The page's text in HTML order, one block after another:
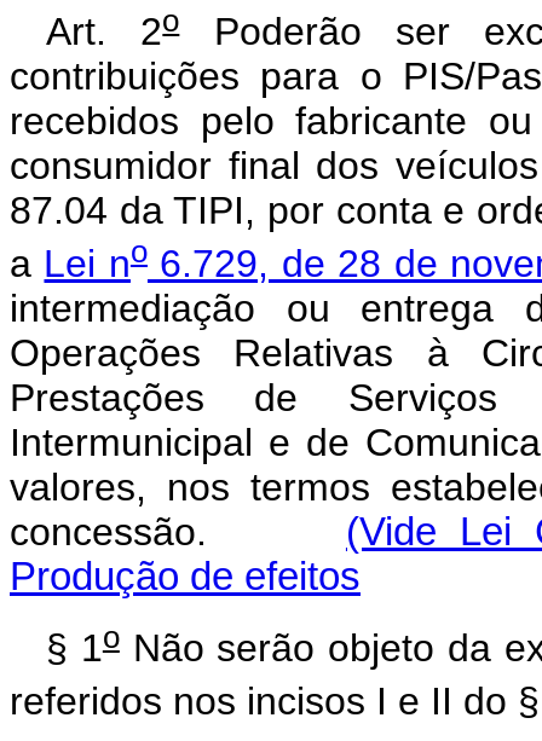
Art. 2oPoderão ser
contribuições para o PIS/
recebidos pelo fabricante
consumidor final dos
87.04 da TIPI, por conta e
a Lei no6.729, de 28 de
intermediação ou
Operações Relativas à
Prestações de
Intermunicipal e de
valores, nos termos
concessão. (Vide Lei
Produção de efeitos
§ 1oNão serão objeto da
referidos nos incisos I e II do